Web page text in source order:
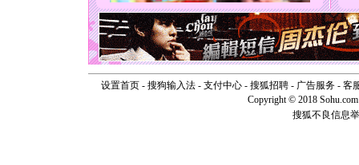
天都要快
[圣诞节]
如意,快
[元旦]看
断电。爱
你是我专
[元旦] 如
起；二是
离。水晶
设置首页- 搜狗输入法- 支付中心- 搜狐招聘- 广告服务- 客
Copyright © 2018
搜狐不良信息